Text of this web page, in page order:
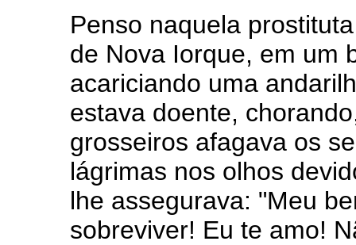
Penso naquela
de Nova Iorque, em um
acariciando uma
estava doente,
grosseiros afagava os
lágrimas nos olhos
lhe assegurava: "Meu
sobreviver! Eu te amo!